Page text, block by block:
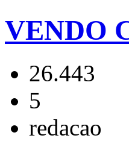
VENDO
26.443
5
redacao